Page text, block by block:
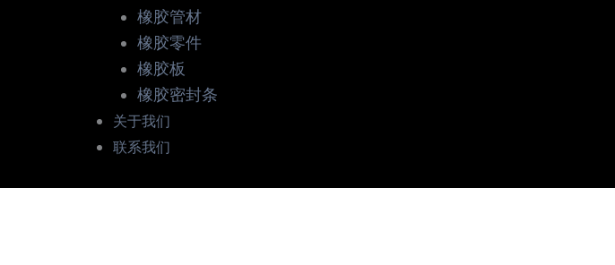
橡胶管材
橡胶零件
橡胶板
橡胶密封条
关于我们
联系我们